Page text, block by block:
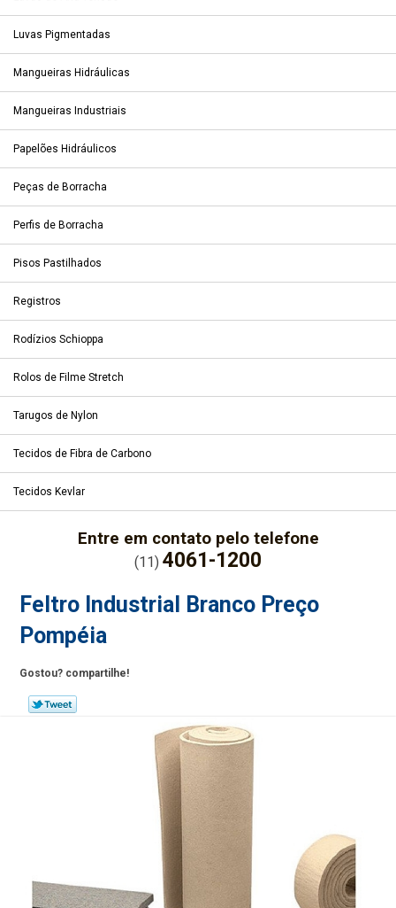
Luvas Pigmentadas
Mangueiras Hidráulicas
Mangueiras Industriais
Papelões Hidráulicos
Peças de Borracha
Perfis de Borracha
Pisos Pastilhados
Registros
Rodízios Schioppa
Rolos de Filme Stretch
Tarugos de Nylon
Tecidos de Fibra de Carbono
Tecidos Kevlar
Entre em contato pelo telefone
(11) 4061-1200
Feltro Industrial Branco Preço
Pompéia
Gostou? compartilhe!